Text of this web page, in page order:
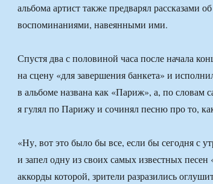
альбома артист также предварял рассказами
воспоминаниями, навеянными ими.
Спустя два с половиной часа после начала
на сцену «для завершения банкета» и
в альбоме названа как «Париж», а, по
я гулял по Парижу и сочинял песню про то,
«Ну, вот это было бы все, если бы сегодня с
и запел одну из своих самых известных
аккорды которой, зрители разразились